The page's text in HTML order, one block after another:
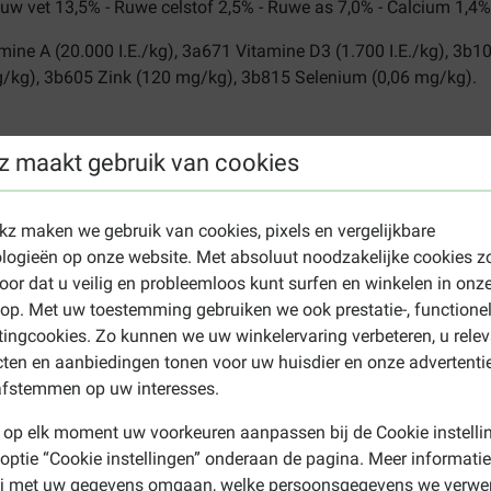
maakt gebruik van cookies
maken we gebruik van cookies, pixels en vergelijkbare
op onze website. Met absoluut noodzakelijke cookies
dat u veilig en probleemloos kunt surfen en winkelen in
Met uw toestemming gebruiken we ook prestatie-,
Zo kunnen we uw winkelervaring verbeteren, u
en aanbiedingen tonen voor uw huisdier en onze
op uw interesses.
op elk moment uw voorkeuren aanpassen bij de Cookie
“Cookie instellingen” onderaan de pagina. Meer
met uw gegevens omgaan, welke persoonsgegevens we
vet 13,5% - Ruwe celstof 2,5% - Ruwe as 7,0% - Calcium
A (20.000 I.E./kg), 3a671 Vitamine D3 (1.700 I.E./kg),
3b605 Zink (120 mg/kg), 3b815 Selenium (0,06 mg/kg).
Adult Large
minstens twee maaltijden te verdelen. Zorg altijd voor
staat op de verpakking vermeld en is veelal
het goed af.
Hoeveelheid bij gemiddelde/hogere activiteit
355 - 405 g
405 - 455 g
455 - 505 g
505 - 550 g